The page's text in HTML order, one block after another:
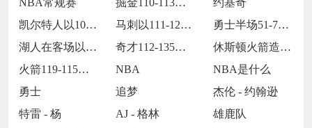
NBA常规赛
掘金110-113不敌马刺
约基奇
凯尔特人以109-86战胜火箭
马刺以111-122不敌掘金
勇士半场51-75落后国王24分
湖人在客场以115-119惜败火箭
奇才112-135不敌火箭
休斯顿火箭造访客场以119-115险胜孟
火箭119-115战胜灰熊
NBA
NBA是什么
勇士
追梦
杰伦 - 约翰逊
特雷 - 杨
AJ - 格林
雄鹿队